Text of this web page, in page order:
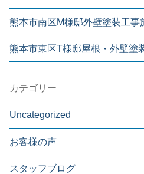
熊本市南区M様邸外壁塗装工事
熊本市東区T様邸屋根・外壁塗
カテゴリー
Uncategorized
お客様の声
スタッフブログ